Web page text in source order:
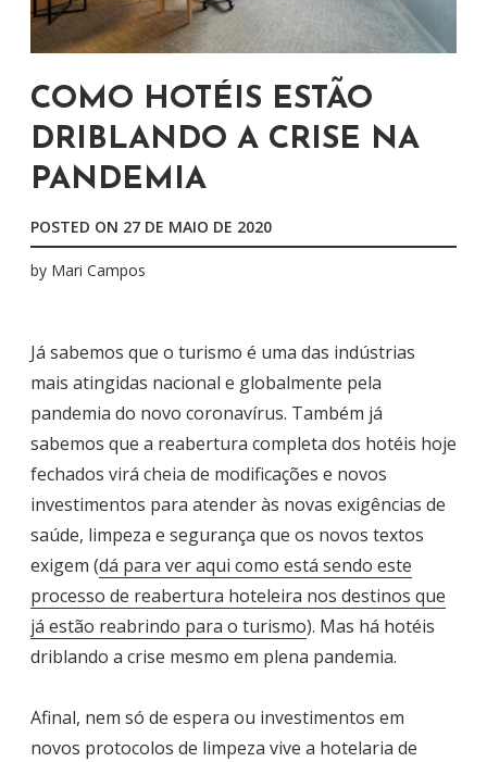
COMO HOTÉIS ESTÃO
DRIBLANDO A CRISE NA
PANDEMIA
POSTED ON 27 DE MAIO DE 2020
by Mari Campos
Já sabemos que o turismo é uma das indústrias
mais atingidas nacional e globalmente pela
pandemia do novo coronavírus. Também já
sabemos que a reabertura completa dos hotéis hoje
fechados virá cheia de modificações e novos
investimentos para atender às novas exigências de
saúde, limpeza e segurança que os novos textos
exigem (dá para ver aqui como está sendo este
processo de reabertura hoteleira nos destinos que
já estão reabrindo para o turismo). Mas há hotéis
driblando a crise mesmo em plena pandemia.
Afinal, nem só de espera ou investimentos em
novos protocolos de limpeza vive a hotelaria de